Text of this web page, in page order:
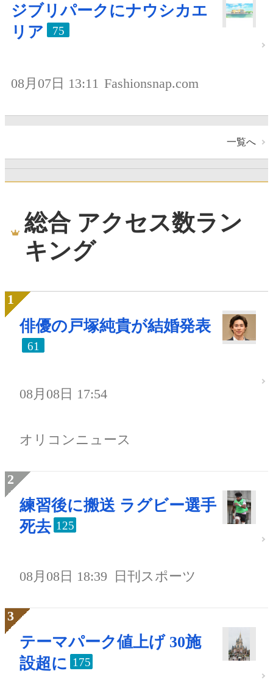
ジブリパークにナウシカエ
リア
75
08月07日 13:11 Fashionsnap.com
一覧へ
総合 アクセス数ラン
キング
俳優の戸塚純貴が結婚発表
61
08月08日 17:54
オリコンニュース
練習後に搬送 ラグビー選手
死去 125
08月08日 18:39 日刊スポーツ
テーマパーク値上げ 30施
設超に 175